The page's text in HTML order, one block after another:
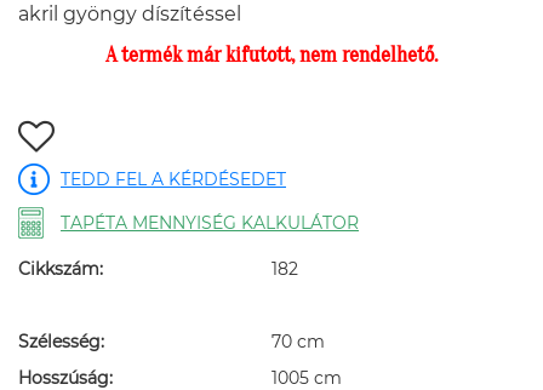
akril gyöngy díszítéssel
A termék már kifutott, nem rendelhető.
TEDD FEL A KÉRDÉSEDET
TAPÉTA MENNYISÉG KALKULÁTOR
Cikkszám: 182
Szélesség:
70 cm
Hosszúság:
1005 cm